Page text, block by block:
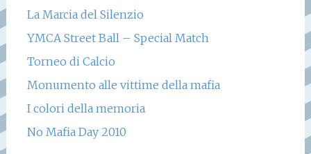
La Marcia del Silenzio
YMCA Street Ball – Special Match
Torneo di Calcio
Monumento alle vittime della mafia
I colori della memoria
No Mafia Day 2010